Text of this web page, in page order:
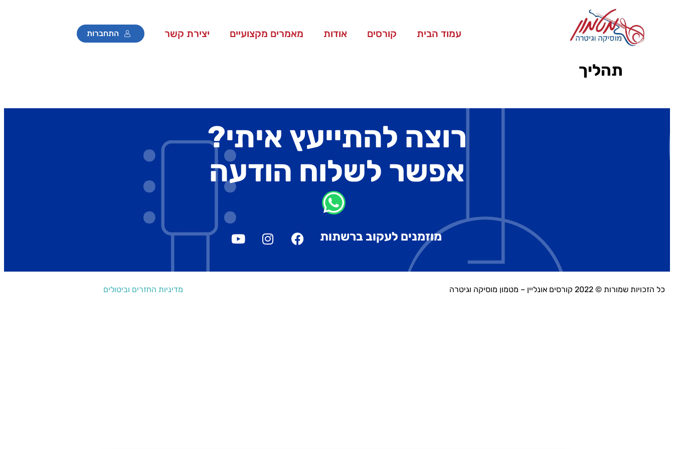
עמוד הבית קורסים אודות מאמרים מקצועיים יצירת קשר התחברות
תהליך
רוצה להתייעץ איתי?
אפשר לשלוח הודעה
מוזמנים לעקוב ברשתות
כל הזכויות שמורות © 2022 קורסים אונליין – מטמון מוסיקה וגיטרה מדיניות החזרים וביטולים